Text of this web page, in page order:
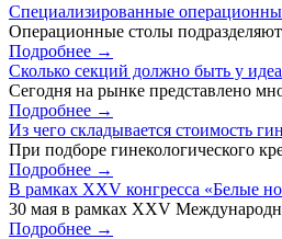
Специализированные
Операционные столы
Подробнее →
Сколько секций должно быть у
Сегодня на рынке представлено
Подробнее →
Из чего складывается стоимость
При подборе гинекологического
Подробнее →
В рамках XXV конгресса «Белые
30 мая в рамках XXV
Подробнее →